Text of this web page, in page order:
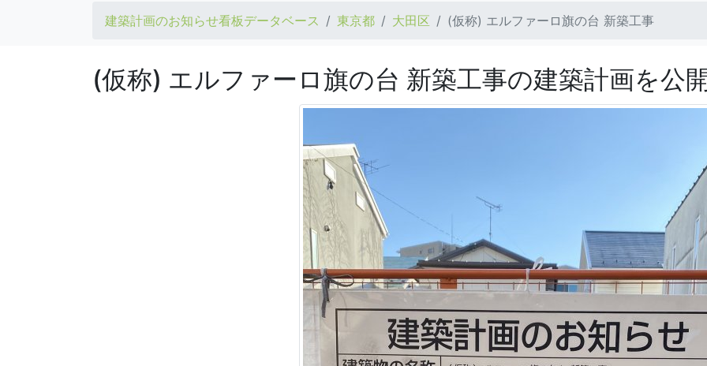
建築計画のお知らせ看板データベース 東京都 大田区 (仮称) エルファーロ旗の台 新築工事
(仮称) エルファーロ旗の台 新築工事の建築計画を公